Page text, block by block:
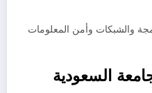
والشبكات وأمن المعلومات
السعودية